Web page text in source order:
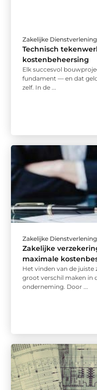
Zakelijke Dienstverlening
Technisch
kostenbeheersing
Elk succesvol
fundament — en dat
zelf. In de ...
Zakelijke Dienstverlening
Zakelijke
maximale
Het vinden van de juiste
groot verschil maken in
onderneming. Door ...